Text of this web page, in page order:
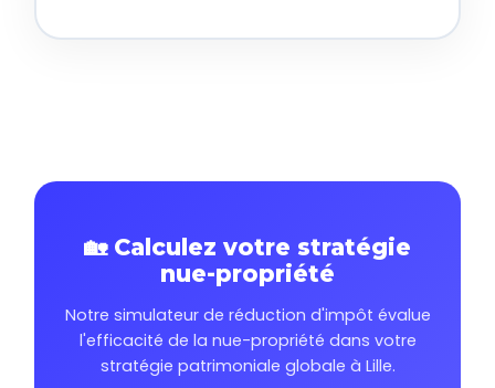
🏡 Calculez votre stratégie
nue-propriété
Notre simulateur de réduction d'impôt évalue
l'efficacité de la nue-propriété dans votre
stratégie patrimoniale globale à Lille.